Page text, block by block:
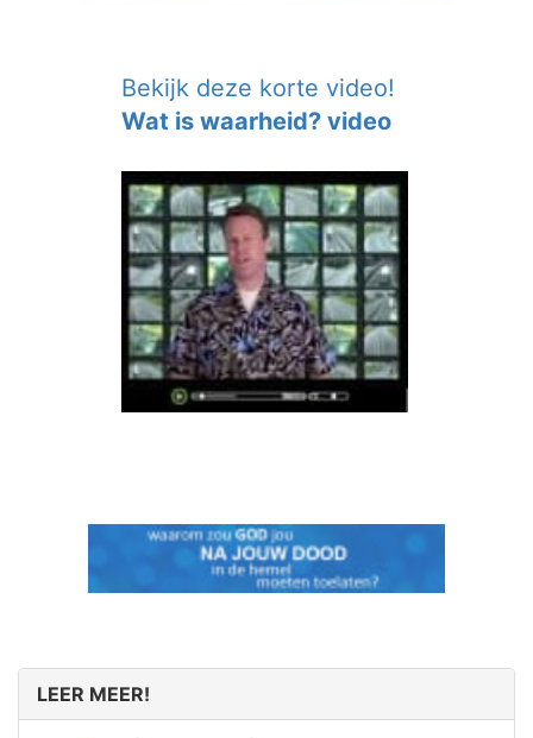
Bekijk deze korte video!
Wat is waarheid? video
LEER MEER!